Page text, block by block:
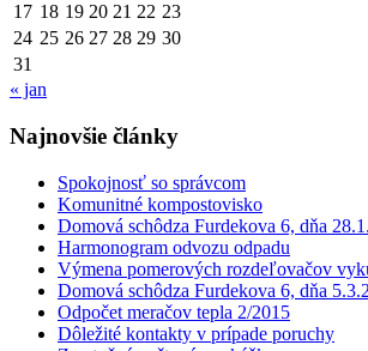
17 18 19 20 21 22 23
24 25 26 27 28 29 30
31
« jan
Najnovšie články
Spokojnosť so správcom
Komunitné kompostovisko
Domová schôdza Furdekova 6, dňa
Harmonogram odvozu odpadu
Výmena pomerových rozdeľovačov
Domová schôdza Furdekova 6, dňa
Odpočet meračov tepla 2/2015
Dôležité kontakty v prípade poruchy